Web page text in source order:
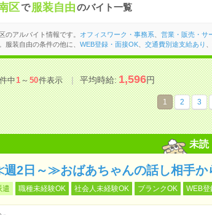
区で 服装自由のバイト一覧
のアルバイト情報です。 オフィスワーク・事務系 営業・販売・サ
服装自由の条件の他に、 WEB登録・面接OK、 交通費別途支給あり
中1～50件表示 平均時給:1,596円
1 2 3
未読
2日～≫おばあちゃんの話し相手か
遣 職種未経験OK 社会人未経験OK ブランクOK WEB登